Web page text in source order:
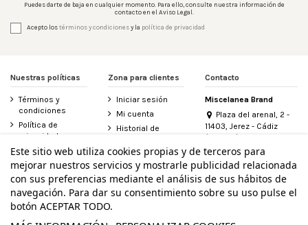
Puedes darte de baja en cualquier momento. Para ello, consulte nuestra información de
contacto en el Aviso Legal.
Acepto lostérminos y condicionesy la política de privacidad
Nuestras políticas
Términos y
condiciones
Política de
privacidad
Aviso legal
Política de
cookies
Accesibilidad
Zona para clientes
Iniciar sesión
Mi cuenta
Historial de
Contacte con
nosotros
Derecho de
desistimiento
Contacto
Miscelanea Brand
Plaza del arenal, 2 -
11403, Jerez - Cádiz
(España)
956 155 340
info@miscelanea.online
Este sitio web utiliza cookies propias y de terceros para
mejorar nuestros servicios y mostrarle publicidad relacionada
con sus preferencias mediante el análisis de sus hábitos de
navegación. Para dar su consentimiento sobre su uso pulse el
botón ACEPTAR TODO.